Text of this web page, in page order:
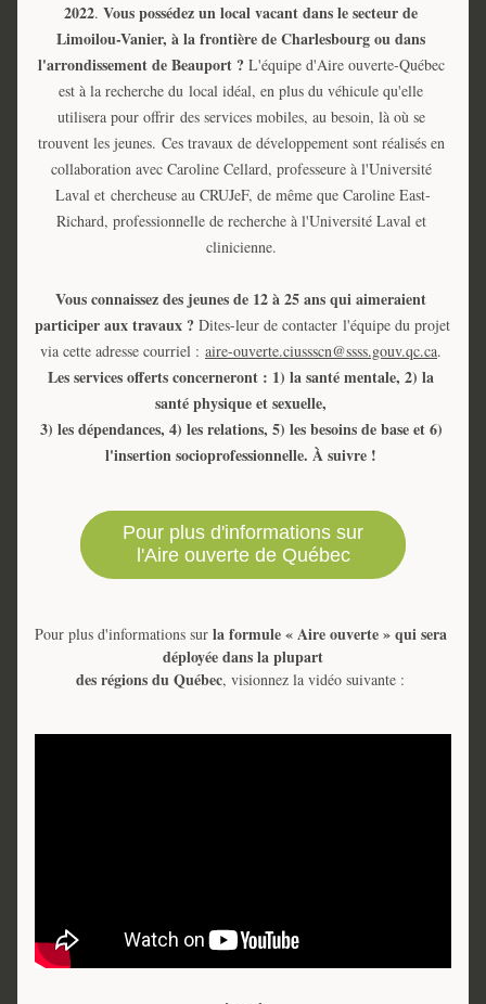
2022. Vouspossédez un local vacant dans le secteur de
Limoilou-Vanier, à la frontière de Charlesbourg ou dans
l'arrondissement de Beauport ? L'équipe d'Aire ouverte-Québec
est à la recherche du local idéal, en plus du véhicule qu'elle
utilisera pour offrir des services mobiles, au besoin, là où se
trouvent les jeunes. Ces travaux de développement sont réalisés en
collaboration avec Caroline Cellard, professeure à l'Université
Laval et chercheuse au CRUJeF, de même que Caroline East-
Richard, professionnelle de recherche à l'Université Laval et
clinicienne.
Vous connaissez des jeunes de 12 à 25 ans qui aimeraient
participer aux travaux ? Dites-leur de contacter l'équipe du projet
via cette adresse courriel : aire-ouverte.ciussscn@ssss.gouv.qc.ca
Les services offerts concerneront : 1) la santé mentale, 2) la
santé physique et sexuelle,
3) les dépendances, 4) les relations, 5) les besoins de base et 6)
l'insertion socioprofessionnelle. À suivre !
Pour plus d'informations sur
l'Aire ouverte de Québec
Pour plus d'informations sur laformule « Aire ouverte » qui sera
déployée dans la plupart
des régions du Québec, visionnez la vidéo suivante :